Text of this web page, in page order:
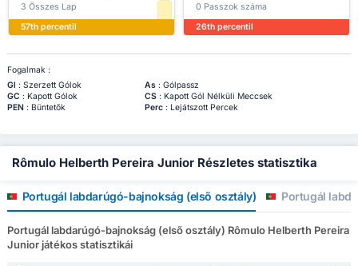
3 Összes Lap
57th percentil
0 Passzok száma
26th percentil
Fogalmak :
Gl : Szerzett Gólok As: Gólpassz
GC : Kapott Gólok CS: Kapott Gól Nélküli Meccsek
PEN : Büntetők Perc: Lejátszott Percek
Rômulo Helberth Pereira Junior Részletes statisztika
Portugál labdarúgó-bajnokság (első osztály) Portugál
Portugál labdarúgó-bajnokság (első osztály) Rômulo Helberth Pereira
Junior játékos statisztikái